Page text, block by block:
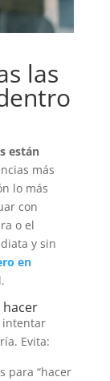
las
están
más
lo más
con
o el
y sin
en
hacer
intentar
Evita:
para “hacer